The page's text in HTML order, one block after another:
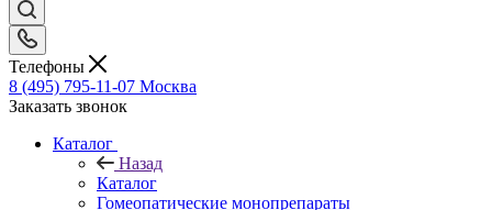
Телефоны
8 (495) 795-11-07 Москва
Заказать звонок
Каталог
Назад
Каталог
Гомеопатические монопрепараты